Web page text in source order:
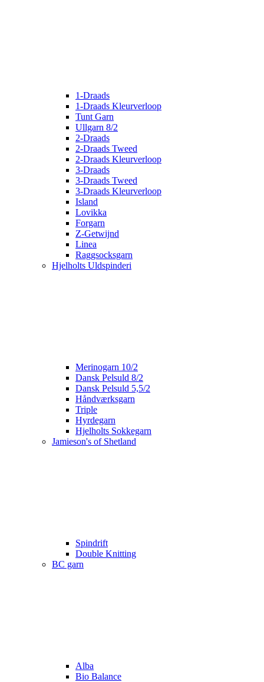
1-Draads
1-Draads Kleurverloop
Tunt Garn
Ullgarn 8/2
2-Draads
2-Draads Tweed
2-Draads Kleurverloop
3-Draads
3-Draads Tweed
3-Draads Kleurverloop
Island
Lovikka
Forgarn
Z-Getwijnd
Linea
Raggsocksgarn
Hjelholts Uldspinderi
Merinogarn 10/2
Dansk Pelsuld 8/2
Dansk Pelsuld 5,5/2
Håndværksgarn
Triple
Hyrdegarn
Hjelholts Sokkegarn
Jamieson's of Shetland
Spindrift
Double Knitting
BC garn
Alba
Bio Balance